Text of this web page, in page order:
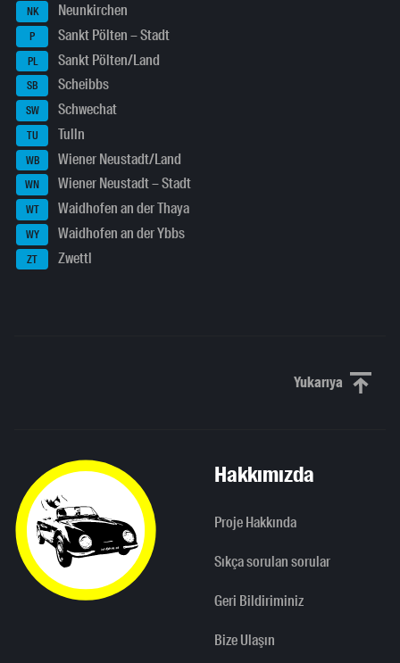
NK Neunkirchen
P Sankt Pölten – Stadt
PL Sankt Pölten/Land
SB Scheibbs
SW Schwechat
TU Tulln
WB Wiener Neustadt/Land
WN Wiener Neustadt – Stadt
WT Waidhofen an der Thaya
WY Waidhofen an der Ybbs
ZT Zwettl
YukarıyaYukarı
Hakkımızda
Proje Hakkında
Sıkça sorulan sorular
Geri Bildiriminiz
Bize Ulaşın